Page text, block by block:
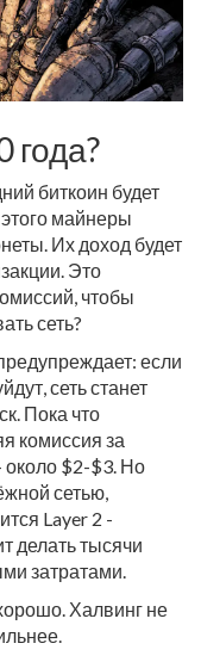
года?
биткоин будет
майнеры
Их доход будет
Это
чтобы
сеть?
если
сеть станет
Пока что
комиссия за
около $2-$3. Но
сетью,
Layer 2 -
делать тысячи
затратами.
Халвинг не